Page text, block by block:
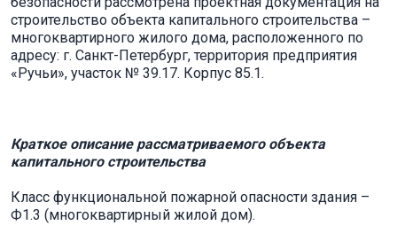
строительство объекта капитального строительства –
многоквартирного жилого дома, расположенного по
адресу: г. Санкт-Петербург, территория предприятия
«Ручьи», участок № 39.17. Корпус 85.1.
Краткое описание рассматриваемого объекта
капитального строительства
Класс функциональной пожарной опасности здания –
Ф1.3 (многоквартирный жилой дом).